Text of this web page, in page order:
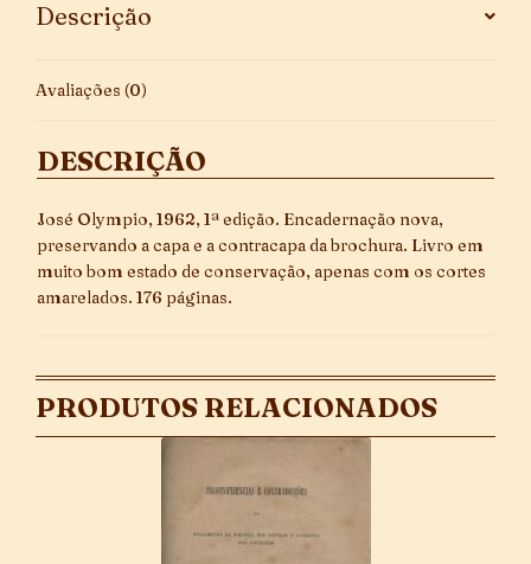
Descrição
Avaliações (0)
DESCRIÇÃO
José Olympio, 1962, 1ª edição. Encadernação nova,
preservando a capa e a contracapa da brochura. Livro em
muito bom estado de conservação, apenas com os cortes
amarelados. 176 páginas.
PRODUTOS RELACIONADOS